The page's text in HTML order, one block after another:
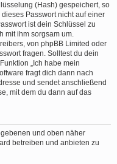
(Hash) gespeichert, so
Passwort nicht auf einer
ist dein Schlüssel zu
mit ihm sorgsam um.
von phpBB Limited oder
fragen. Solltest du dein
„Ich habe mein
fragt dich dann nach
und sendet anschließend
mit dem du dann auf das
und oben näher
betreiben und anbieten zu